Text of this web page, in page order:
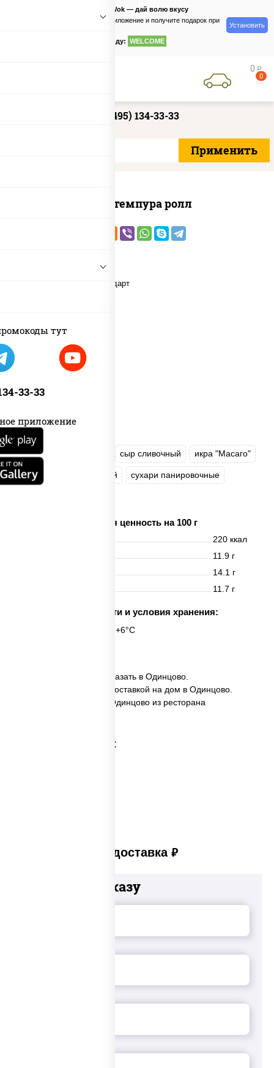
тут
33-33
приложение
PizzaSushiWok — дай волю вкусу
Скачайте приложение и получите подарок при
по промокоду: WELCOME
Установить
0 руб
0
+7 (495) 134-33-33
Кани темпура ролл
нори сыр сливочный икра "Масаго"
омлет угорь копченый сухари панировочные
Пищевая ценность на 100 г
220 ккал
11.9 г
14.1 г
11.7 г
Срок годности и условия хранения:
6 часов при t° от +2°C до +6°C
✅ Кани темпура ролл заказать в Одинцово.
✅ Кани темпура ролл с доставкой на дом в Одинцово.
✅ Кани темпура ролл в Одинцово из ресторана
Категории товара:
Платная доставка руб
Добавьте к заказу